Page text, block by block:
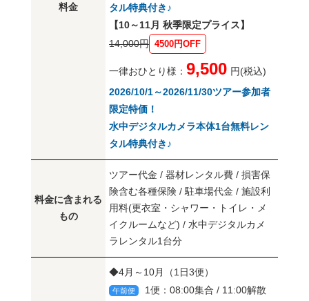
料金
タル特典付き♪
【10～11月 秋季限定プライス】
14,000円 4500円OFF
一律おひとり様： 9,500 円(税込)
2026/10/1～2026/11/30ツアー参加者
限定特価！
水中デジタルカメラ本体1台無料レン
タル特典付き♪
料金に含まれる
もの
ツアー代金 / 器材レンタル費 / 損害保
険含む各種保険 / 駐車場代金 / 施設利
用料(更衣室・シャワー・トイレ・メ
イクルームなど) / 水中デジタルカメ
ラレンタル1台分
◆4月～10月（1日3便）
午前便
1便：08:00集合 / 11:00解散